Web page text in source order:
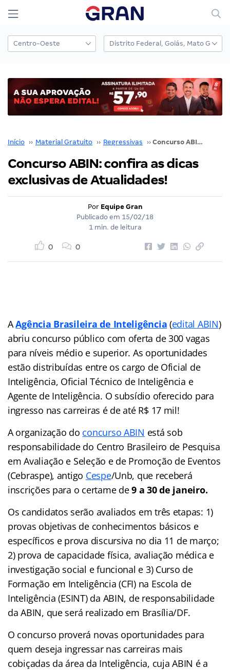
Início ›› Material Gratuito ›› Regressivas ›› Concurso ABIN: confira as dicas exclusivas de Atualidades!
Concurso ABIN: confira as dicas
exclusivas de Atualidades!
Por Equipe Gran
Publicado em 15/02/18
1 min. de leitura
0 0
AAgência Brasileira de Inteligência (edital ABIN)
abriu concurso público com oferta de 300 vagas
para níveis médio e superior. As oportunidades
estão distribuídas entre os cargo de Oficial de
Inteligência, Oficial Técnico de Inteligência e
Agente de Inteligência. O subsídio oferecido para
ingresso nas carreiras é de até R$ 17 mil!
A organização do concurso ABIN está sob
responsabilidade do Centro Brasileiro de Pesquisa
em Avaliação e Seleção e de Promoção de Eventos
(Cebraspe), antigo Cespe/Unb, que receberá
inscrições para o certame de9 a 30 de janeiro.
Os candidatos serão avaliados em três etapas: 1)
provas objetivas de conhecimentos básicos e
específicos e prova discursiva no dia 11 de março;
2) prova de capacidade física, avaliação médica e
investigação social e funcional e 3) Curso de
Formação em Inteligência (CFI) na Escola de
Inteligência (ESINT) da ABIN, de responsabilidade
da ABIN, que será realizado em Brasília/DF.
O concurso proverá novas oportunidades para
quem deseja ingressar nas carreiras mais
cobiçadas da área da Inteligência, cuja ABIN é a